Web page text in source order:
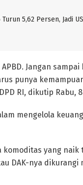
5,62 Persen, Jadi
Jangan sampai
punya
RI, dikutip Rabu, 8
mengelola
komoditas yang naik
DAK-nya dikurangi